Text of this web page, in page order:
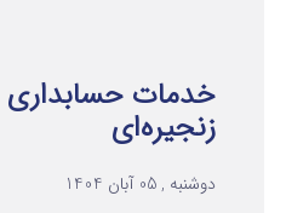
خدمات حسابداری
زنجیره‌ای
دوشنبه , 05 آبان 1404